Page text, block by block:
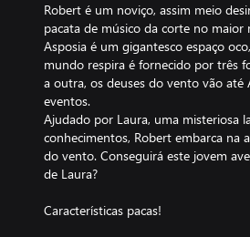
Robert é um noviço, assim meio
pacata de músico da corte no maior
Asposia é um gigantesco espaço
mundo respira é fornecido por três
a outra, os deuses do vento vão até
eventos.
Ajudado por Laura, uma misteriosa
conhecimentos, Robert embarca na
do vento. Conseguirá este jovem
de Laura?
Características pacas!